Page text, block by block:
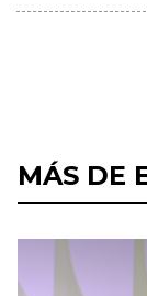
MÁS DE